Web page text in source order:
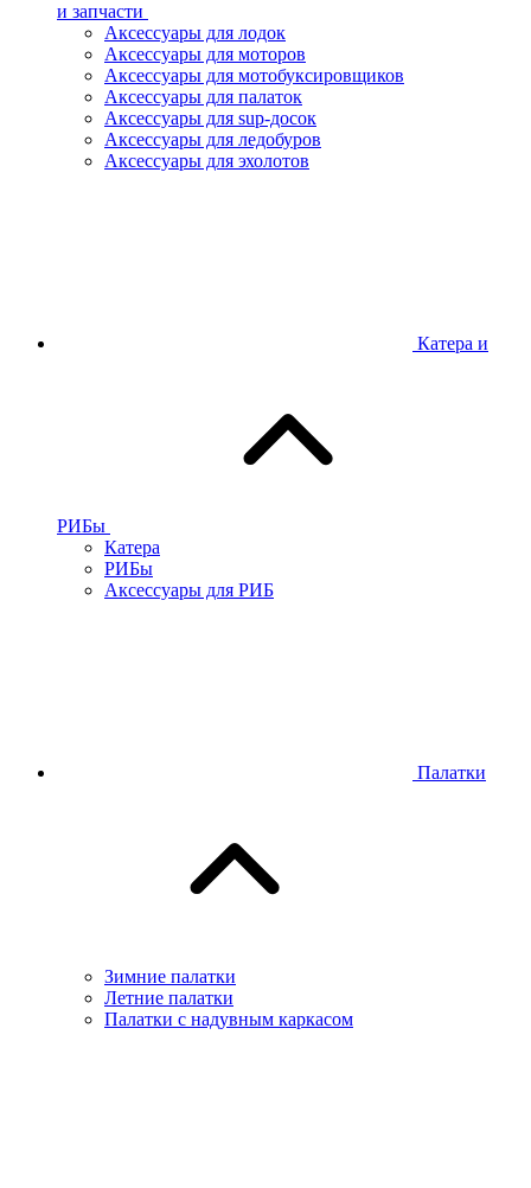
и запчасти
Аксессуары для лодок
Аксессуары для моторов
Аксессуары для мотобуксировщиков
Аксессуары для палаток
Аксессуары для sup-досок
Аксессуары для ледобуров
Аксессуары для эхолотов
Катера и
РИБы
Катера
РИБы
Аксессуары для РИБ
Палатки
Зимние палатки
Летние палатки
Палатки с надувным каркасом